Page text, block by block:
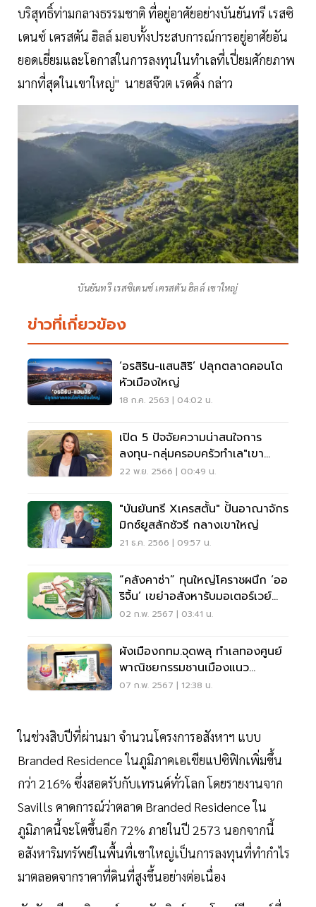
บริสุทธิ์ท่ามกลางธรรมชาติ ที่อยู่อาศัยอย่างบันยันทรี เรสซิ
เดนซ์ เครสตัน ฮิลล์ มอบทั้งประสบการณ์การอยู่อาศัยอัน
ยอดเยี่ยมและโอกาสในการลงทุนในทำเลที่เปี่ยมศักยภาพ
มากที่สุดในเขาใหญ่" นายสจ๊วต เรดดิ้ง กล่าว
บันยันทรี เรสซิเดนซ์ เครสตัน ฮิลล์ เขาใหญ่
ข่าวที่เกี่ยวข้อง
‘อรสิริน-แสนสิริ’ ปลุกตลาดคอนโด
หัวเมืองใหญ่
18 ก.ค. 2563 | 04:02 น.
เปิด 5 ปัจจัยความน่าสนใจการ
ลงทุน-กลุ่มครอบครัวทำเล"เขา
ใหญ่"
22 พ.ย. 2566 | 00:49 น.
"บันยันทรี Xเครสตั้น" ปั้นอาณาจักร
มิกซ์ยูสลักชัวรี กลางเขาใหญ่
21 ธ.ค. 2566 | 09:57 น.
“คลังคาซ่า” ทุนใหญ่โคราชผนึก ‘ออ
ริจิ้น’ เขย่าอสังหารับมอเตอร์เวย์
ใหม่
02 ก.พ. 2567 | 03:41 น.
ผังเมืองกทม.จุดพลุ ทำเลทองศูนย์
พาณิชยกรรมชานเมืองแนว
รถไฟฟ้า
07 ก.พ. 2567 | 12:38 น.
ในช่วงสิบปีที่ผ่านมา จำนวนโครงการอสังหาฯ แบบ
Branded Residence ในภูมิภาคเอเชียแปซิฟิกเพิ่มขึ้น
กว่า 216% ซึ่งสอดรับกับเทรนด์ทั่วโลก โดยรายงานจาก
Savills คาดการณ์ว่าตลาด Branded Residence ใน
ภูมิภาคนี้จะโตขึ้นอีก 72% ภายในปี 2573 นอกจากนี้
อสังหาริมทรัพย์ในพื้นที่เขาใหญ่เป็นการลงทุนที่ทำกำไร
มาตลอดจากราคาที่ดินที่สูงขึ้นอย่างต่อเนื่อง